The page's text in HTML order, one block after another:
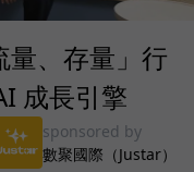
量、存量」行
成長引擎
sponsored by
數聚國際（Justar）